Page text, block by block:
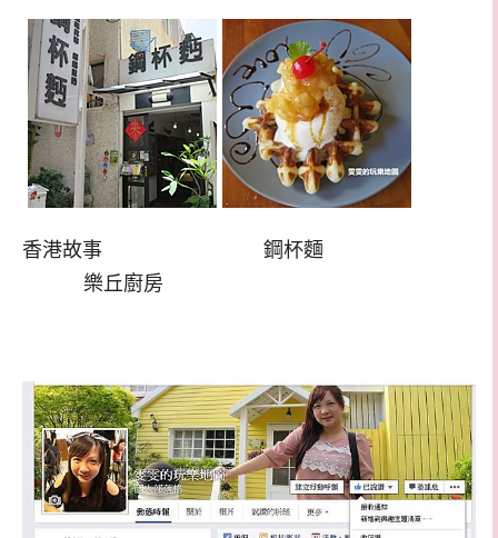
香港故事 鋼杯麵
樂丘廚房